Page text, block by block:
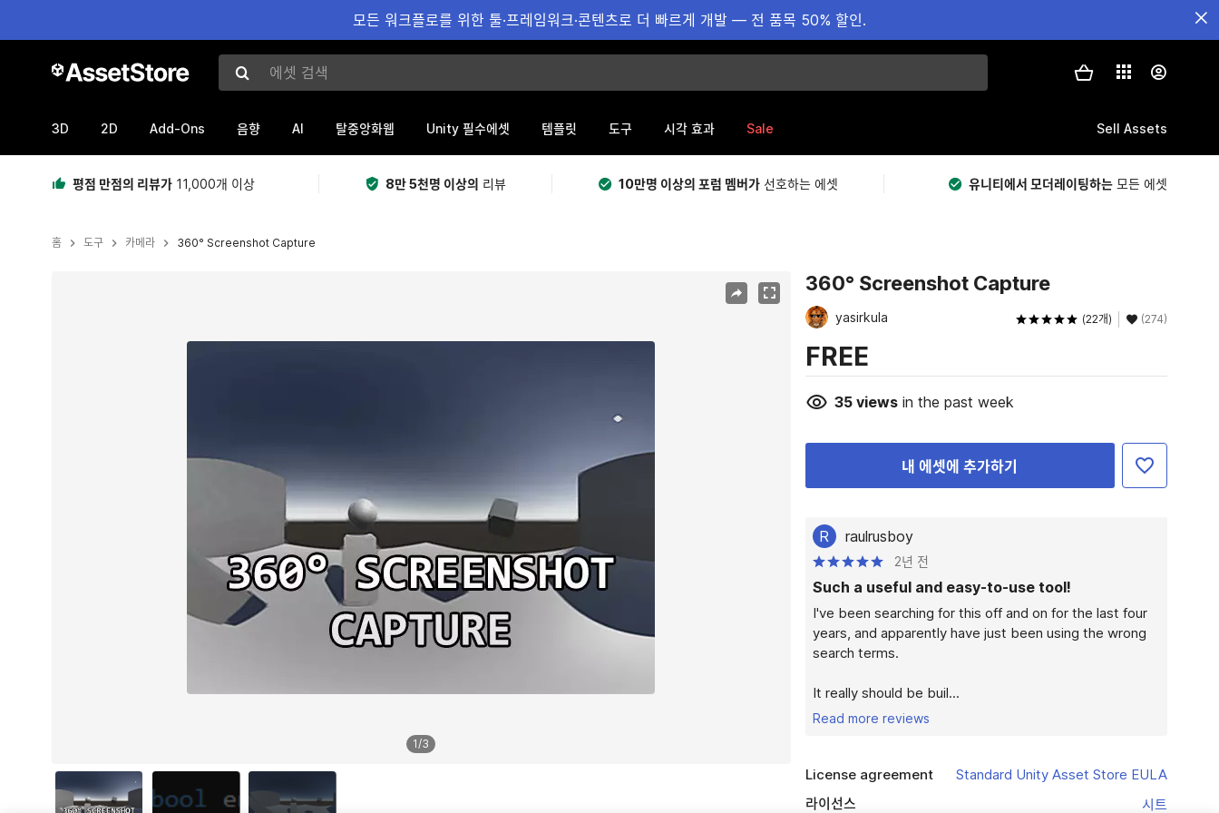
모든 워크플로를 위한 툴·프레임워크·콘텐츠로 더 빠르게 개발 — 전 품목 50% 할인.
에셋 검색
3D 2D Add-Ons 음향 AI 탈중앙화웹 Unity 필수에셋 템플릿 도구 시각 효과 Sale Sell Assets
평점 만점의 리뷰가 11,000개 이상 8만 5천명 이상의 리뷰 10만명 이상의 포럼 멤버가 선호하는 에셋 유니티에서 모더레이팅하는 모든 에셋
홈 도구 카메라 360° Screenshot Capture
1/3
360° Screenshot Capture
yasirkula (22개) (274)
FREE
35viewsin the past week
내 에셋에 추가하기
R raulrusboy
2년 전
Such a useful and easy-to-use tool!
I've been searching for this off and on for the last four
years, and apparently have just been using the wrong
search terms.
It really should be buil...
Read more reviews
License agreement
Standard Unity Asset Store EULA
라이선스
시트